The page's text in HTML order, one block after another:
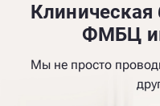
Клиническая
ФМБЦ
Мы не просто